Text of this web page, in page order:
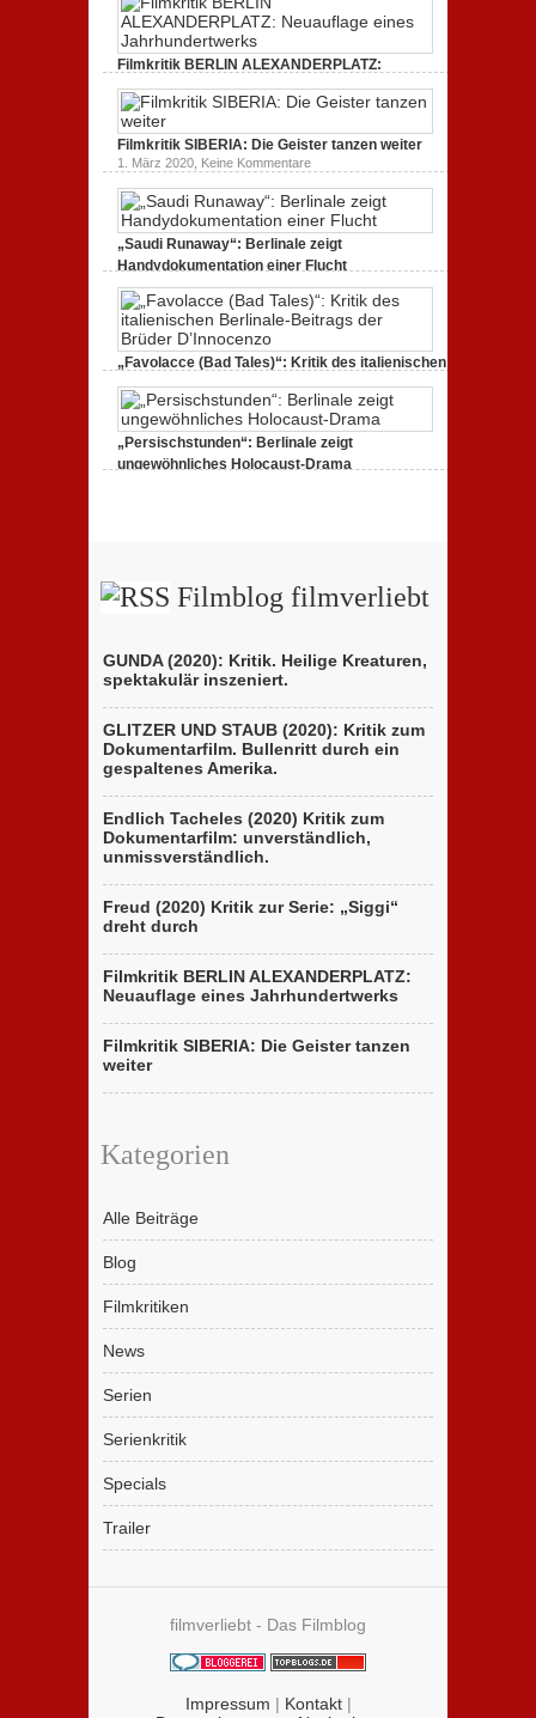
unverständlich,
zur
dreht
durch
Filmkritik BERLIN ALEXANDERPLATZ:
Neuauflage eines Jahrhundertwerks
1. März 2020,Keine Kommentarezu
BERLIN
ALEXANDERPLATZ:
Neuauflage
eines
Jahrhundertwerks
Filmkritik SIBERIA: Die Geister tanzen weiter
1. März 2020, Keine Kommentarezu
Filmkritik
SIBERIA:
Die
Geister
tanzen
weiter
„Saudi Runaway“: Berlinale zeigt
Handydokumentation einer Flucht
„Saudi
Runaway“:
Berlinale
Handydokumentation
einer
„Favolacce (Bad Tales)“: Kritik des italienischen
Berlinale-Beitrags der Brüder D’Innocenzo
25. Februar 2020,Keine Kommentarezu
„Favolacce
(Bad
Tales)“:
Kritik
des
„Persischstunden“: Berlinale zeigt
ungewöhnliches Holocaust-Drama
Filmblog filmverliebt
GUNDA (2020): Kritik. Heilige Kreaturen,
spektakulär inszeniert.
GLITZER UND STAUB (2020): Kritik zum
Dokumentarfilm. Bullenritt durch ein
gespaltenes Amerika.
Endlich Tacheles (2020) Kritik zum
Dokumentarfilm: unverständlich,
unmissverständlich.
Freud (2020) Kritik zur Serie: „Siggi“
dreht durch
Filmkritik BERLIN ALEXANDERPLATZ:
Neuauflage eines Jahrhundertwerks
Filmkritik SIBERIA: Die Geister tanzen
weiter
Kategorien
Alle Beiträge
Blog
Filmkritiken
News
Serien
Serienkritik
Specials
Trailer
filmverliebt - Das Filmblog
Impressum | Kontakt|